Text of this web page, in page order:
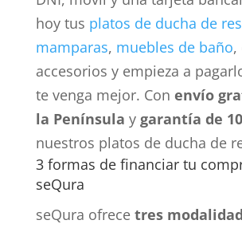
hoy tus platos de ducha de
mamparas, muebles de baño,
accesorios y empieza a
te venga mejor. Con envío
la Península y garantía de
nuestros platos de ducha de
3 formas de financiar tu
seQura
seQura ofrece tres